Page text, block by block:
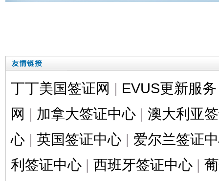
丁丁美国签证网 | EVUS更新服务
网 | 加拿大签证中心 | 澳大利亚
心 | 英国签证中心 | 爱尔兰签证
利签证中心 | 西班牙签证中心 |